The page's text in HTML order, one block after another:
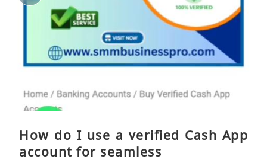
How do I use a verified Cash App
account for seamless